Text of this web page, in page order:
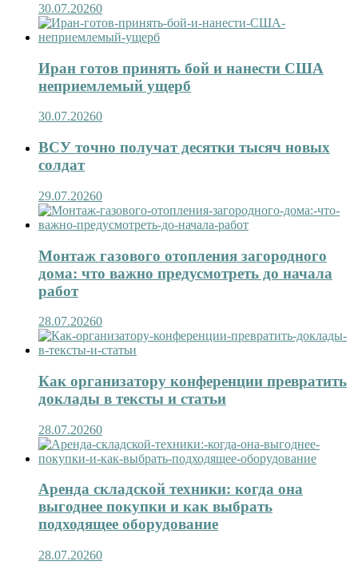
30.07.20260
Иран готов принять бой и нанести США
неприемлемый ущерб
30.07.20260
ВСУ точно получат десятки тысяч новых
солдат
29.07.20260
Монтаж газового отопления загородного
дома: что важно предусмотреть до начала
работ
28.07.20260
Как организатору конференции превратить
доклады в тексты и статьи
28.07.20260
Аренда складской техники: когда она
выгоднее покупки и как выбрать
подходящее оборудование
28.07.20260